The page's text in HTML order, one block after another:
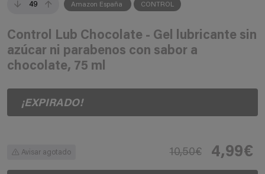
49 Amazon España CONTROL
Control Lub Chocolate - Gel lubricante sin
azúcar ni parabenos con sabor a
chocolate, 75 ml
¡EXPIRADO!
Avisar agotado 10,50€ 4,99€